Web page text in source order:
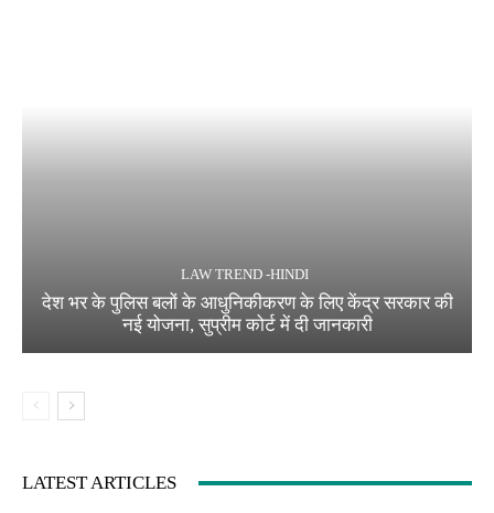
LAW TREND -HINDI
देश भर के पुलिस बलों के आधुनिकीकरण के लिए केंद्र सरकार की
नई योजना, सुप्रीम कोर्ट में दी जानकारी
LATEST ARTICLES